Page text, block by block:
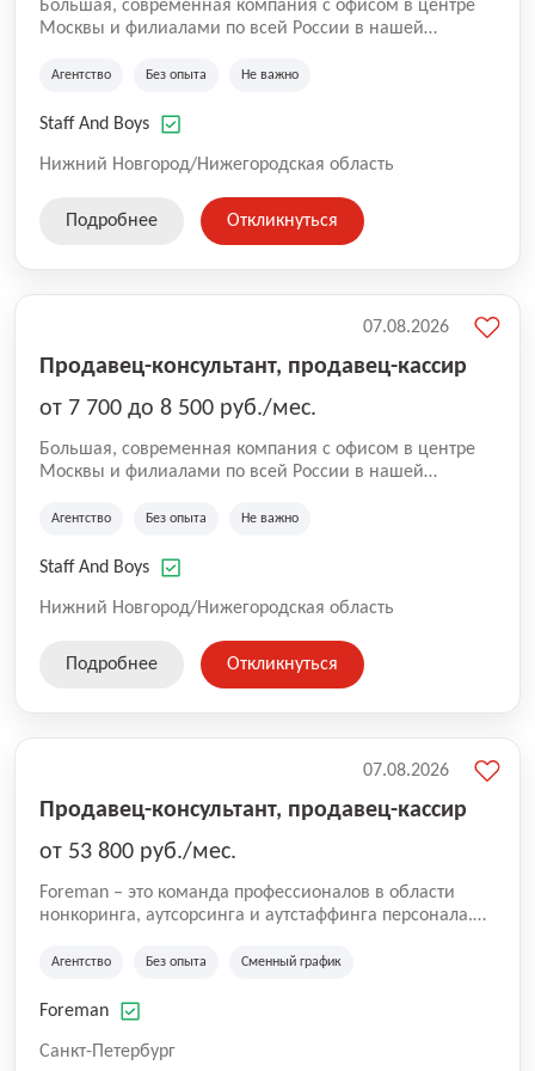
Большая, современная компания с офисом в центре
Москвы и филиалами по всей России в нашей
Аутстаффинг и Аутсорсинг персонала. В компании
вакансии, где не требуется опыт. Оставляйте заявку
Агентство Без опыта Не важно
Staff And Boys
Нижний Новгород/Нижегородская область
Подробнее Откликнуться
Продавец-консультант, продавец-кассир
от 7 700 до 8 500 руб./мес.
Большая, современная компания с офисом в центре
Москвы и филиалами по всей России в нашей
Аутстаффинг и Аутсорсинг персонала. В компании
вакансии, где не требуется опыт. Оставляйте заявку
Агентство Без опыта Не важно
Staff And Boys
Нижний Новгород/Нижегородская область
07.08.2026
Подробнее Откликнуться
Продавец-консультант, продавец-кассир
от 53 800 руб./мес.
Foreman – это команда профессионалов в области
нонкоринга, аутсорсинга и аутстаффинга персонала.
реализовывать проекты любой сложности, в которых
уровня роста и развития по всей России. В работе
вакансий. Если вы не нашли подходящую вакансию,
Агентство Без опыта Сменный график
Foreman
Санкт-Петербург
07.08.2026